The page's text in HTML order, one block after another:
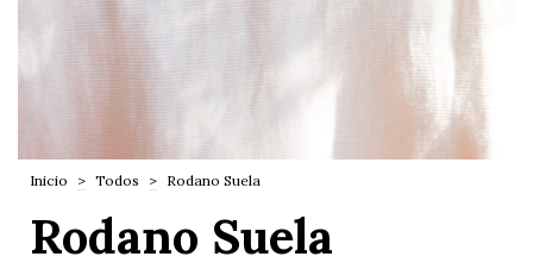
Inicio > Todos > Rodano Suela
Rodano Suela